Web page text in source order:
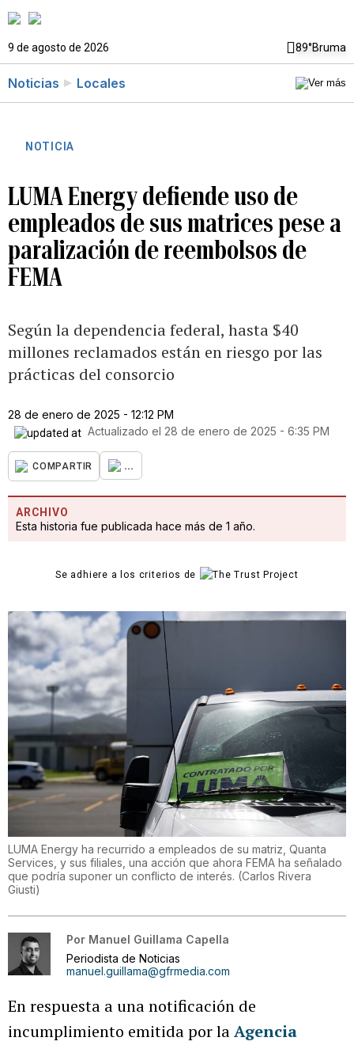
9 de agosto de 2026 89°Bruma
Noticias Locales
NOTICIA
LUMA Energy defiende uso de
empleados de sus matrices pese a
paralización de reembolsos de
FEMA
Según la dependencia federal, hasta $40
millones reclamados están en riesgo por las
prácticas del consorcio
28 de enero de 2025 - 12:12 PM
Actualizado el 28 de enero de 2025 - 6:35 PM
COMPARTIR ...
ARCHIVO
Esta historia fue publicada hace más de 1 año.
Se adhiere a los criterios de
LUMA Energy ha recurrido a empleados de su matriz, Quanta
Services, y sus filiales, una acción que ahora FEMA ha señalado
que podría suponer un conflicto de interés. (Carlos Rivera
Giusti)
Por Manuel Guillama Capella
Periodista de Noticias
manuel.guillama@gfrmedia.com
En respuesta a una notificación de
incumplimiento emitida por laAgencia